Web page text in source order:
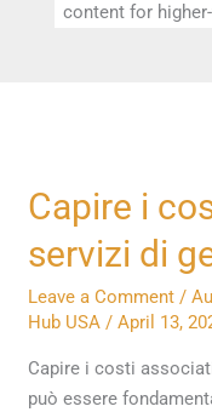
content for
Capire i
servizi di
Leave a Comment /
Hub USA /April 13,
Capire i costi
può essere
Capire
costi
associati
ai
di